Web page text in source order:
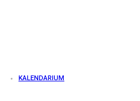
KALENDARIUM